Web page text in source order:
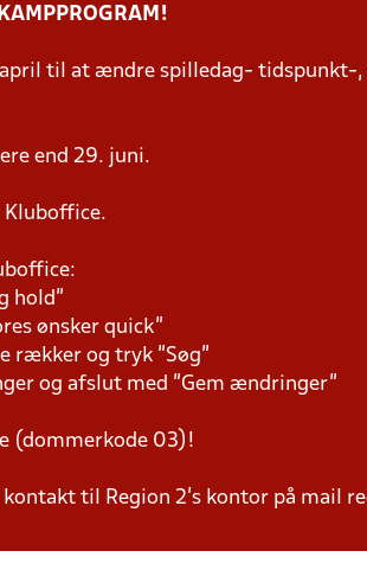
til at ændre spilledag- tidspunkt-
end 29. juni.
hold"
ønsker quick"
rækker og tryk "Søg"
og afslut med "Gem ændringer"
(dommerkode 03)!
kontakt til Region 2's kontor på mail